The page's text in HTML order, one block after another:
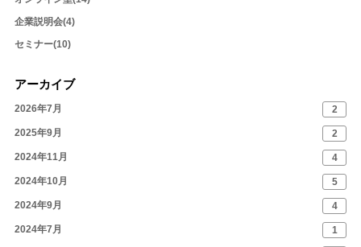
企業説明会(4)
セミナー(10)
アーカイブ
2026年7月 2
2025年9月 2
2024年11月 4
2024年10月 5
2024年9月 4
2024年7月 1